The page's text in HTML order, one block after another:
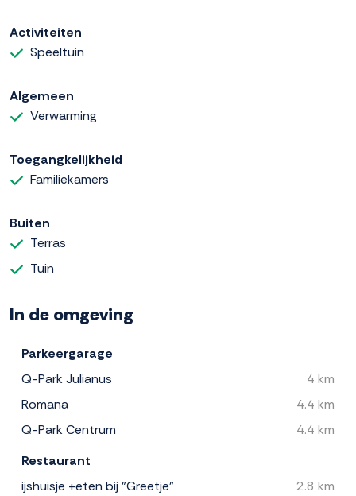
Activiteiten
Speeltuin
Algemeen
Verwarming
Toegangkelijkheid
Familiekamers
Buiten
Terras
Tuin
In de omgeving
Parkeergarage
Q-Park Julianus
4 km
Romana
4.4 km
Q-Park Centrum
4.4 km
Restaurant
ijshuisje +eten bij "Greetje"
2.8 km